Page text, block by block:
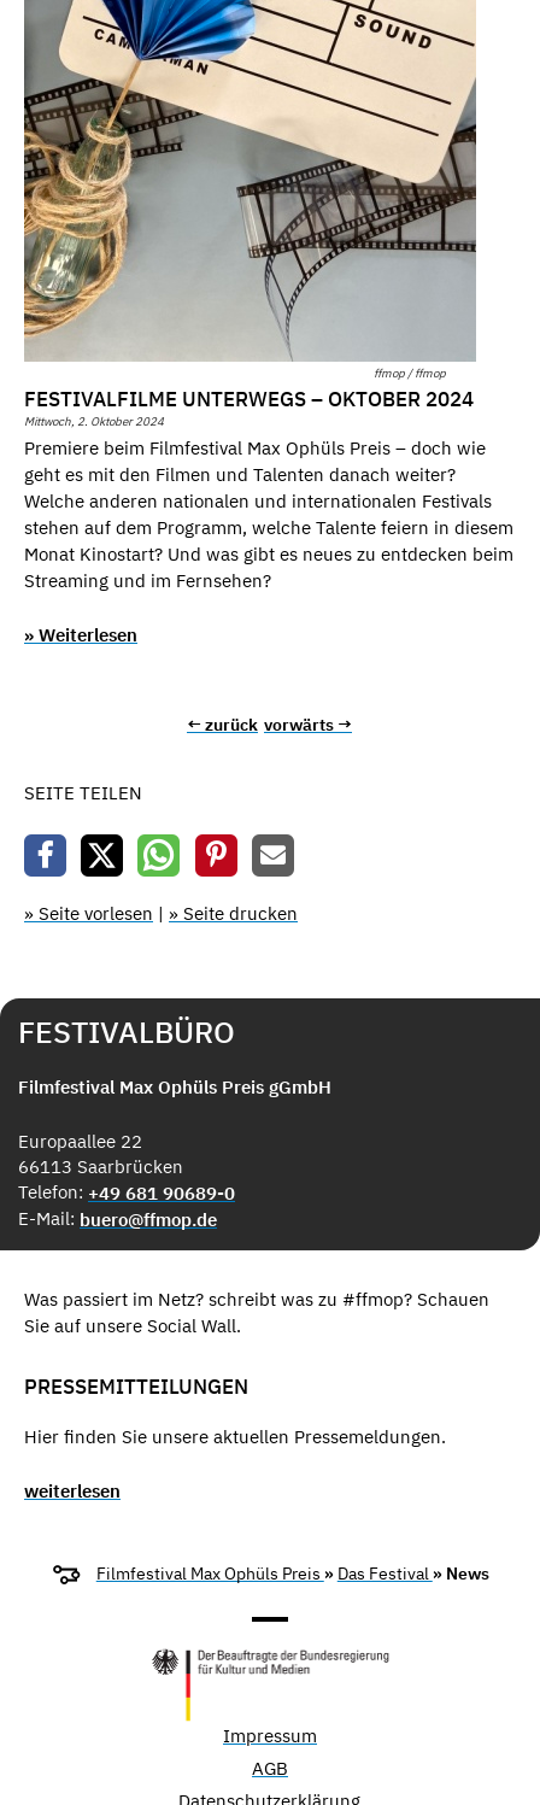
ffmop / ffmop
FESTIVALFILME UNTERWEGS – OKTOBER 2024
Mittwoch, 2. Oktober 2024
Premiere beim Filmfestival Max Ophüls Preis – doch wie
geht es mit den Filmen und Talenten danach weiter?
Welche anderen nationalen und internationalen Festivals
stehen auf dem Programm, welche Talente feiern in diesem
Monat Kinostart? Und was gibt es neues zu entdecken beim
Streaming und im Fernsehen?
» Weiterlesen
← zurück vorwärts →
SEITE TEILEN
» Seite vorlesen | » Seite drucken
FESTIVALBÜRO
Filmfestival Max Ophüls Preis gGmbH
Europaallee 22
66113 Saarbrücken
Telefon: +49 681 90689-0
E-Mail: buero@ffmop.de
Was passiert im Netz? schreibt was zu #ffmop? Schauen
Sie auf unsere Social Wall.
PRESSEMITTEILUNGEN
Hier finden Sie unsere aktuellen Pressemeldungen.
weiterlesen
Filmfestival Max Ophüls Preis » Das Festival » News
Impressum
AGB